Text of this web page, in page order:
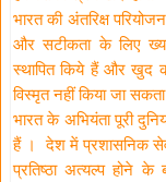
भारत की अंतरिक्ष
और सटीकता के लिए
स्थापित किये हैं और खुद
विस्मृत नहीं किया जा
भारत के अभियंता पूरी
हैं । देश में प्रशासनिक
प्रतिष्ठा अत्यल्प होने के